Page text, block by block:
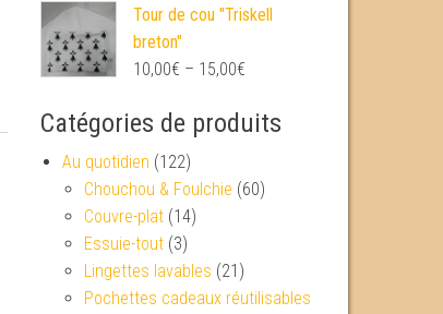
Tour de cou "Triskell
breton"
10,00€ – 15,00€
Catégories de produits
Au quotidien (122)
Chouchou & Foulchie (60)
Couvre-plat (14)
Essuie-tout (3)
Lingettes lavables (21)
Pochettes cadeaux réutilisables